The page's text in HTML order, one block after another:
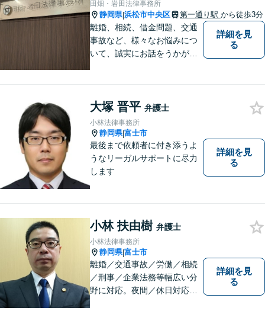
す。まずはお気軽にご相談く
ださい。
田畑・岩田法律事務所
静岡県|浜松市中央区 第一通り駅 から徒歩3分
離婚、相続、借金問題、交通
事故など、様々なお悩みにつ
いて、誠実にお話をうかが
詳細を見
る
大塚 晋平 弁護士
小林法律事務所
静岡県|富士市
最後まで依頼者に付き添うよ
うなリーガルサポートに尽力
します
詳細を見
る
小林 扶由樹 弁護士
小林法律事務所
静岡県|富士市
離婚／交通事故／労働／相続
／刑事／企業法務等幅広い分
野に対応。夜間／休日対応
詳細を見
る